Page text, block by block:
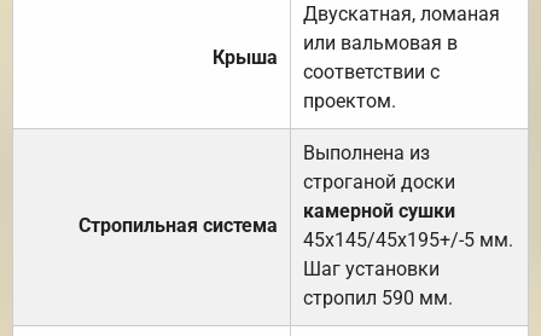
Крыша
Двускатная, ломаная
или вальмовая в
соответствии с
проектом.
Стропильная система
Выполнена из
строганой доски
камерной сушки
45х145/45х195+/-5 мм.
Шаг установки
стропил 590 мм.